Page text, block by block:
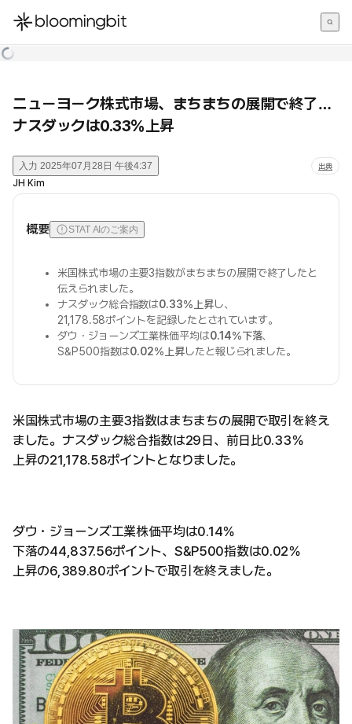
한국어
ニューヨーク株式市場、まちまちの展開で終了…
ナスダックは0.33％上昇
入力 2025年07月28日 午後4:37 出典
JH Kim
概要 STAT AIのご案内
米国株式市場の主要3指数がまちまちの展開で終了したと
伝えられました。
ナスダック総合指数は0.33％上昇し、
21,178.58ポイントを記録したとされています。
ダウ・ジョーンズ工業株価平均は0.14％下落、
S&P500指数は0.02％上昇したと報じられました。
米国株式市場の主要3指数はまちまちの展開で取引を終え
ました。ナスダック総合指数は29日、前日比0.33％
上昇の21,178.58ポイントとなりました。
ダウ・ジョーンズ工業株価平均は0.14％
下落の44,837.56ポイント、S&P500指数は0.02％
上昇の6,389.80ポイントで取引を終えました。